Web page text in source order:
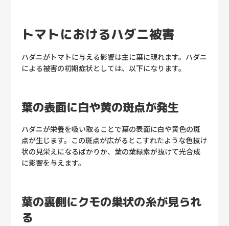
トマトにおけるハダニ被害
ハダニがトマトに与える影響は主に葉に現れます。ハダニ
による被害の初期症状としては、以下になります。
葉の表面に白や黄の斑点が発生
ハダニが栄養を吸い取ることで葉の表面に白や黄色の斑
点が生じます。この斑点が広がるとこすれたような色抜け
状の見栄えになるばかりか、葉の葉緑素が抜けて光合成
に影響を与えます。
葉の裏側にクモの巣状の糸が見られ
る